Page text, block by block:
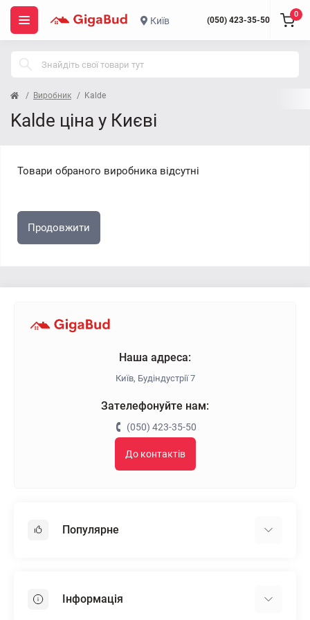
Київ (050) 423-35-50
0
Виробник Kalde
Kalde ціна у Києві
Товари обраного виробника відсутні
Продовжити
Наша адреса:
Київ, Будіндустрії 7
Зателефонуйте нам:
(050) 423-35-50
До контактів
Популярне
Пінопласт
Інформація